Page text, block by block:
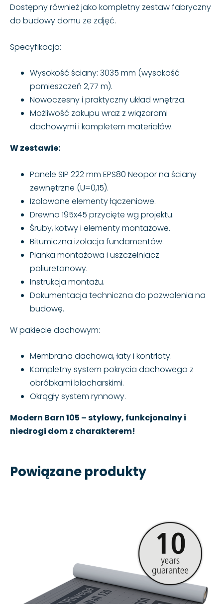
Dostępny również jako kompletny zestaw fabryczny
do budowy domu ze zdjęć.
Specyfikacja:
Wysokość ściany: 3035 mm (wysokość
pomieszczeń 2,77 m).
Nowoczesny i praktyczny układ wnętrza.
Możliwość zakupu wraz z wiązarami
dachowymi i kompletem materiałów.
W zestawie:
Panele SIP 222 mm EPS80 Neopor na ściany
zewnętrzne (U=0,15).
Izolowane elementy łączeniowe.
Drewno 195x45 przycięte wg projektu.
Śruby, kotwy i elementy montażowe.
Bitumiczna izolacja fundamentów.
Pianka montażowa i uszczelniacz
poliuretanowy.
Instrukcja montażu.
Dokumentacja techniczna do pozwolenia na
budowę.
W pakiecie dachowym:
Membrana dachowa, łaty i kontrłaty.
Kompletny system pokrycia dachowego z
obróbkami blacharskimi.
Okrągły system rynnowy.
Modern Barn 105 – stylowy, funkcjonalny i
niedrogi dom z charakterem!
Powiązane produkty